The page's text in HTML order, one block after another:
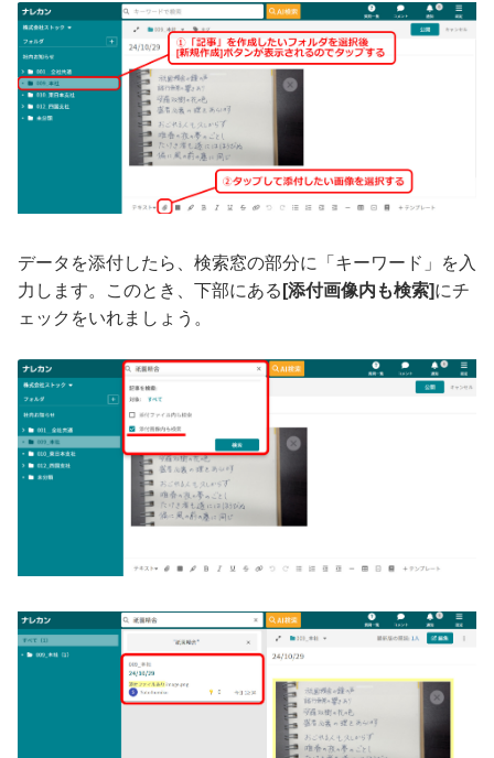
データを添付したら、検索窓の部分に「キーワード」を入
力します。このとき、下部にある [添付画像内も検索]にチ
ェックをいれましょう。